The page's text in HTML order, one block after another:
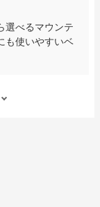
選べるマウンテ
も使いやすいベ